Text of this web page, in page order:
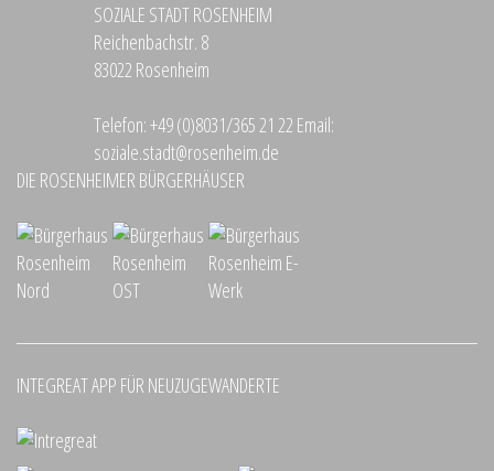
SOZIALE STADT ROSENHEIM
Reichenbachstr. 8
83022 Rosenheim
Telefon:+49 (0)8031/365 21 22 Email:
soziale.stadt@rosenheim.de
DIE ROSENHEIMER BÜRGERHÄUSER
INTEGREAT APP FÜR NEUZUGEWANDERTE